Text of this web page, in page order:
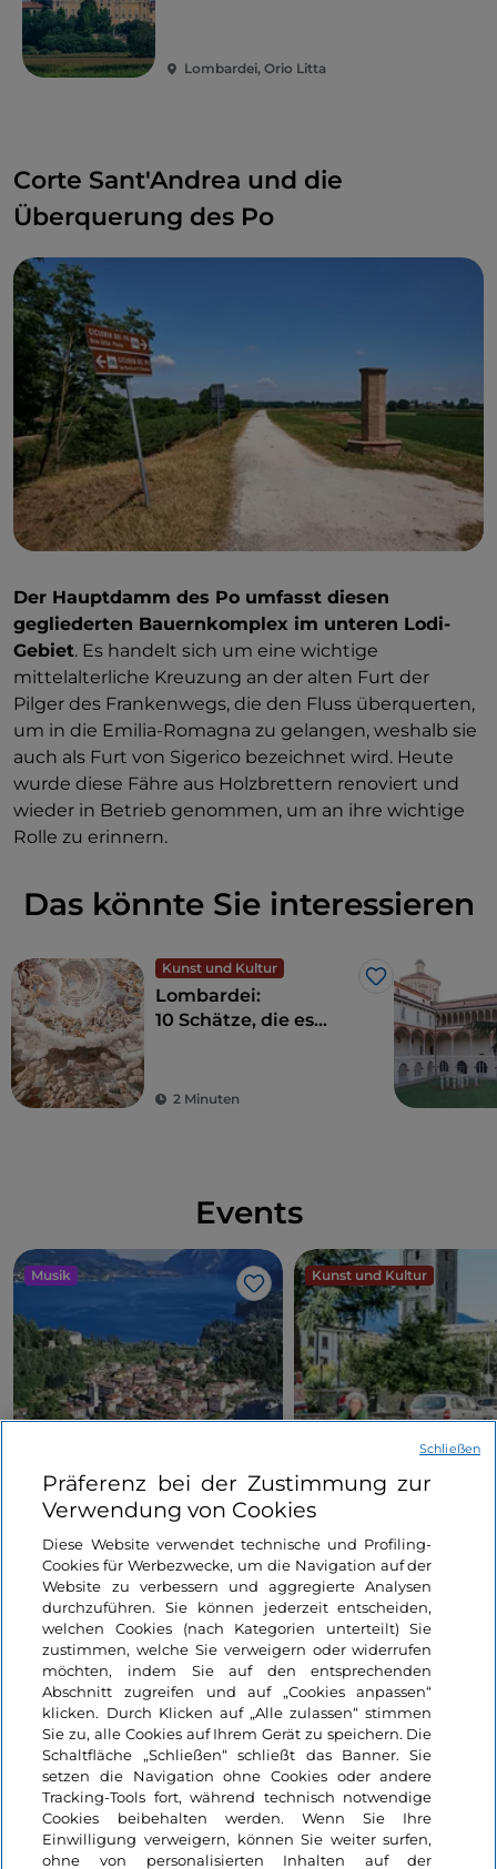
Lombardei, Orio Litta
Corte Sant'Andrea und die
Überquerung des Po
Der Hauptdamm des Po umfasst diesen
gegliederten Bauernkomplex im unteren Lodi-
Gebiet. Es handelt sich um eine wichtige
mittelalterliche Kreuzung an der alten Furt der
Pilger des Frankenwegs, die den Fluss überquerten,
um in die Emilia-Romagna zu gelangen, weshalb sie
auch als Furt von Sigerico bezeichnet wird. Heute
wurde diese Fähre aus Holzbrettern renoviert und
wieder in Betrieb genommen, um an ihre wichtige
Rolle zu erinnern.
Das könnte Sie interessieren
Kunst und Kultur
Like
Lombardei:
10 Schätze, die es
entdecken gilt
2 Minuten
Events
Musik
Like
2026: klassische und
zeitgenössische Musik
zwischen Villen und Gärten
am Comer See
Lombardei, Como
Kunst und Kultur
Sondrio Estate 2026:
Veranstaltungen,
und Spaß im Herzen
Stadt
Lombardei, Sondrio
Informationen über die Seite
Nützliche Links
Login
Präferenz bei der Zustimmung zur
Verwendung von Cookies
Diese Website verwendet technische und Profiling-
Cookies für Werbezwecke, um die Navigation auf der
Website zu verbessern und aggregierte Analysen
durchzuführen. Sie können jederzeit entscheiden,
welchen Cookies (nach Kategorien unterteilt) Sie
zustimmen, welche Sie verweigern oder widerrufen
möchten, indem Sie auf den entsprechenden
Abschnitt zugreifen und auf „Cookies anpassen“
klicken. Durch Klicken auf „Alle zulassen“ stimmen
Sie zu, alle Cookies auf Ihrem Gerät zu speichern. Die
Schaltfläche „Schließen“ schließt das Banner. Sie
setzen die Navigation ohne Cookies oder andere
Tracking-Tools fort, während technisch notwendige
Cookies beibehalten werden. Wenn Sie Ihre
Einwilligung verweigern, können Sie weiter surfen,
ohne von personalisierten Inhalten auf der
Schließen